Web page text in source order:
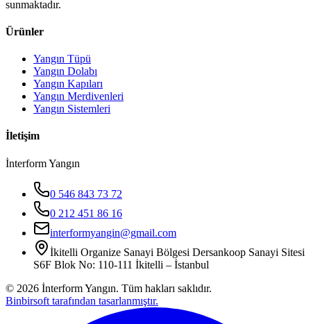
sunmaktadır.
Ürünler
Yangın Tüpü
Yangın Dolabı
Yangın Kapıları
Yangın Merdivenleri
Yangın Sistemleri
İletişim
İnterform Yangın
0 546 843 73 72
0 212 451 86 16
interformyangin@gmail.com
İkitelli Organize Sanayi Bölgesi Dersankoop Sanayi Sitesi
S6F Blok No: 110-111 İkitelli – İstanbul
© 2026 İnterform Yangın. Tüm hakları saklıdır.
Binbirsoft tarafından tasarlanmıştır.